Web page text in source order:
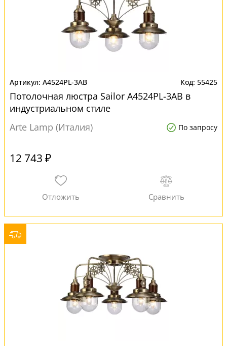
A4524PL-3AB 55425
Потолочная люстра Sailor A4524PL-3AB в
индустриальном стиле
Arte Lamp (Италия)
По запросу
12 743 ₽